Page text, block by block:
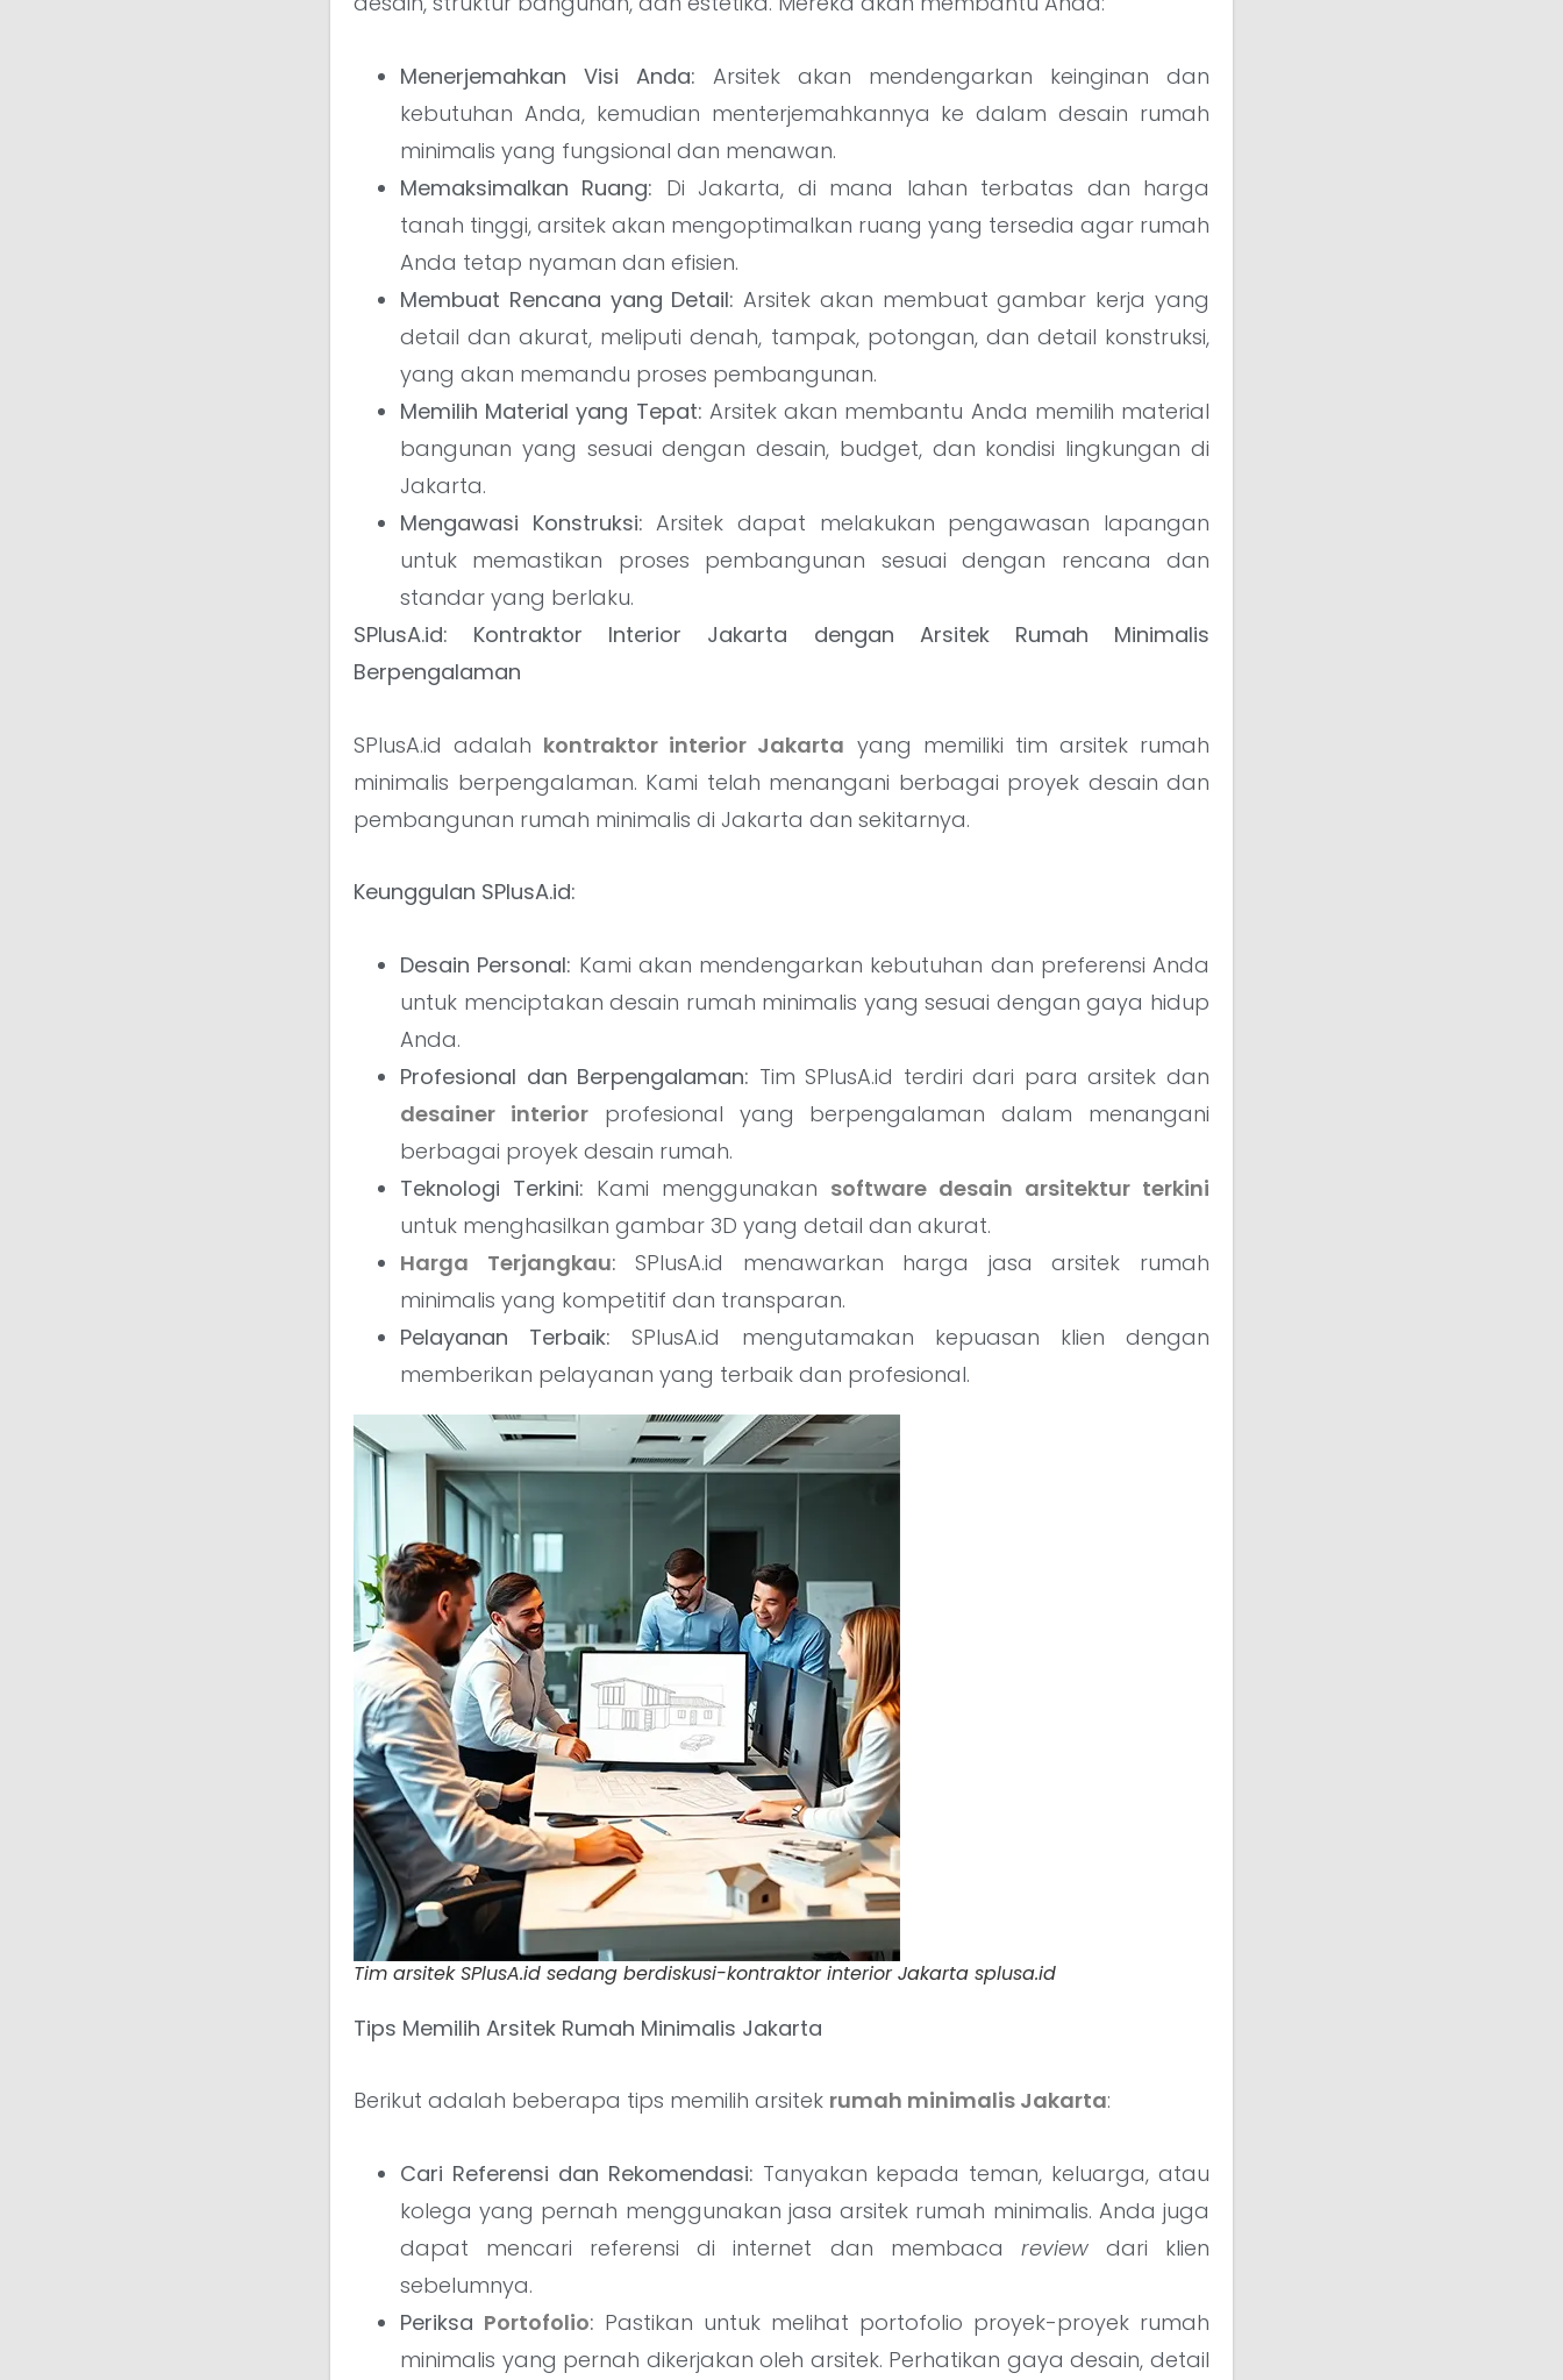
Menerjemahkan Visi Anda: Arsitek akan mendengarkan keinginan dan
kebutuhan Anda, kemudian menterjemahkannya ke dalam desain rumah
minimalis yang fungsional dan menawan.
Memaksimalkan Ruang: Di Jakarta, di mana lahan terbatas dan harga
tanah tinggi, arsitek akan mengoptimalkan ruang yang tersedia agar rumah
Anda tetap nyaman dan efisien.
Membuat Rencana yang Detail: Arsitek akan membuat gambar kerja yang
detail dan akurat, meliputi denah, tampak, potongan, dan detail konstruksi,
yang akan memandu proses pembangunan.
Memilih Material yang Tepat: Arsitek akan membantu Anda memilih material
bangunan yang sesuai dengan desain, budget, dan kondisi lingkungan di
Jakarta.
Mengawasi Konstruksi: Arsitek dapat melakukan pengawasan lapangan
untuk memastikan proses pembangunan sesuai dengan rencana dan
standar yang berlaku.
SPlusA.id: Kontraktor Interior Jakarta dengan Arsitek Rumah Minimalis
Berpengalaman
SPlusA.id adalah kontraktor interior Jakarta yang memiliki tim arsitek rumah
minimalis berpengalaman. Kami telah menangani berbagai proyek desain dan
pembangunan rumah minimalis di Jakarta dan sekitarnya.
Keunggulan SPlusA.id:
Desain Personal: Kami akan mendengarkan kebutuhan dan preferensi Anda
untuk menciptakan desain rumah minimalis yang sesuai dengan gaya hidup
Anda.
Profesional dan Berpengalaman: Tim SPlusA.id terdiri dari para arsitek dan
desainer interiorprofesional yang berpengalaman dalam menangani
berbagai proyek desain rumah.
Teknologi Terkini: Kami menggunakan software desain arsitektur terkini
untuk menghasilkan gambar 3D yang detail dan akurat.
Harga Terjangkau: SPlusA.id menawarkan harga jasa arsitek rumah
minimalis yang kompetitif dan transparan.
Pelayanan Terbaik: SPlusA.id mengutamakan kepuasan klien dengan
memberikan pelayanan yang terbaik dan profesional.
Tim arsitek SPlusA.id sedang berdiskusi-kontraktor interior Jakarta splusa.id
Tips Memilih Arsitek Rumah Minimalis Jakarta
Berikut adalah beberapa tips memilih arsitek rumah minimalis Jakarta:
Cari Referensi dan Rekomendasi: Tanyakan kepada teman, keluarga, atau
kolega yang pernah menggunakan jasa arsitek rumah minimalis. Anda juga
dapat mencari referensi di internet dan membaca reviewdari klien
sebelumnya.
Periksa Portofolio: Pastikan untuk melihat portofolio proyek-proyek rumah
minimalis yang pernah dikerjakan oleh arsitek. Perhatikan gaya desain, detail